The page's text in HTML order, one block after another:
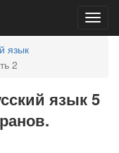
язык
2
язык 5